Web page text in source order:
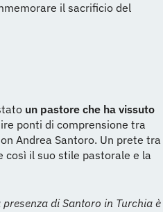
il sacrificio del
un pastore che ha vissuto
ponti di comprensione tra
Andrea Santoro. Un prete tra
così il suo stile pastorale e la
di Santoro in Turchia è